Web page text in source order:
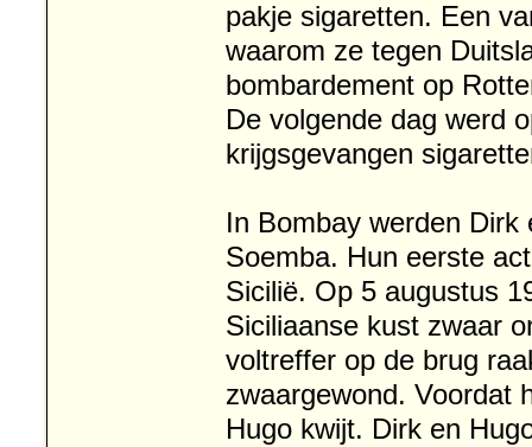
pakje sigaretten. Een
waarom ze tegen
bombardement op
De volgende dag werd
krijgsgevangen
In Bombay werden
Soemba. Hun eerste
Sicilië. Op 5 augustus
Siciliaanse kust zwaar
voltreffer op de brug
zwaargewond. Voordat
Hugo kwijt. Dirk en